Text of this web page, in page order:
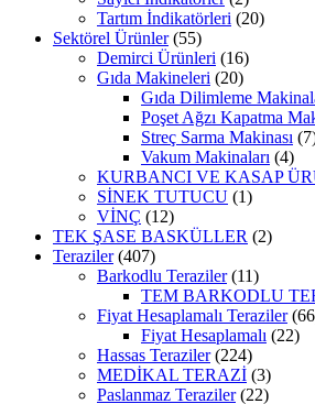
Tartım İndikatörleri (20)
Sektörel Ürünler (55)
Demirci Ürünleri (16)
Gıda Makineleri (20)
Gıda Dilimleme
Poşet Ağzı Kapatma
Streç Sarma Makinası
Vakum Makinaları (4)
KURBANCI VE KASAP
SİNEK TUTUCU (1)
VİNÇ (12)
TEK ŞASE BASKÜLLER (2)
Teraziler (407)
Barkodlu Teraziler (11)
TEM BARKODLU
Fiyat Hesaplamalı Teraziler
Fiyat Hesaplamalı (22)
Hassas Teraziler (224)
MEDİKAL TERAZİ (3)
Paslanmaz Teraziler (22)